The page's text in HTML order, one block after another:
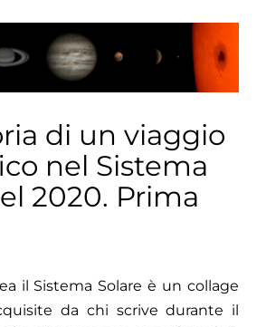
di un viaggio
nel Sistema
2020. Prima
il Sistema Solare è un collage
da chi scrive durante il